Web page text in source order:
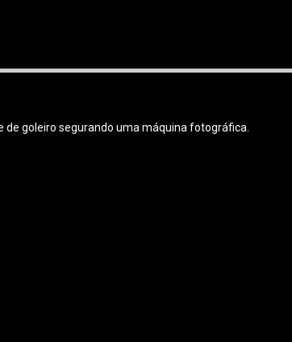
goleiro segurando uma máquina fotográfica.